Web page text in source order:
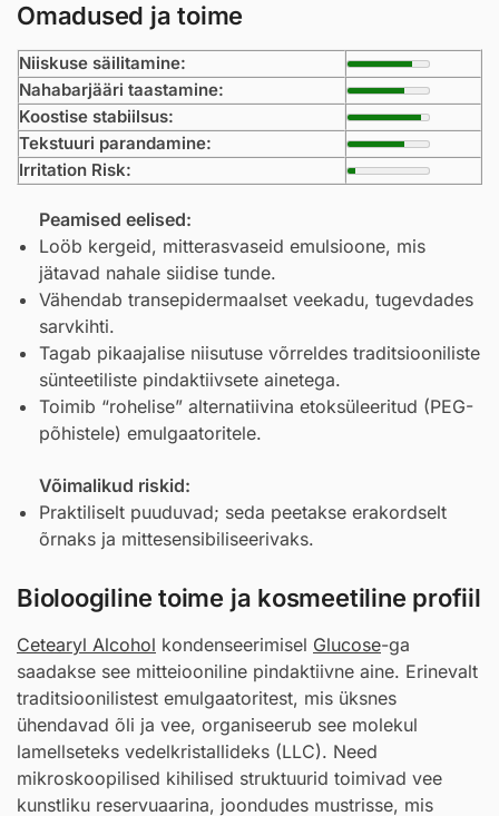
Omadused ja toime
Niiskuse säilitamine:
Nahabarjääri taastamine:
Koostise stabiilsus:
Tekstuuri parandamine:
Irritation Risk:
Peamised eelised:
Loöb kergeid, mitterasvaseid emulsioone, mis
jätavad nahale siidise tunde.
Vähendab transepidermaalset veekadu, tugevdades
sarvkihti.
Tagab pikaajalise niisutuse võrreldes traditsiooniliste
sünteetiliste pindaktiivsete ainetega.
Toimib “rohelise” alternatiivina etoksüleeritud (PEG-
põhistele) emulgaatoritele.
Võimalikud riskid:
Praktiliselt puuduvad; seda peetakse erakordselt
õrnaks ja mittesensibiliseerivaks.
Bioloogiline toime ja kosmeetiline profiil
Cetearyl Alcohol kondenseerimisel Glucose-ga
saadakse see mitteiooniline pindaktiivne aine. Erinevalt
traditsioonilistest emulgaatoritest, mis üksnes
ühendavad õli ja vee, organiseerub see molekul
lamellseteks vedelkristallideks (LLC). Need
mikroskoopilised kihilised struktuurid toimivad vee
kunstliku reservuaarina, joondudes mustrisse, mis